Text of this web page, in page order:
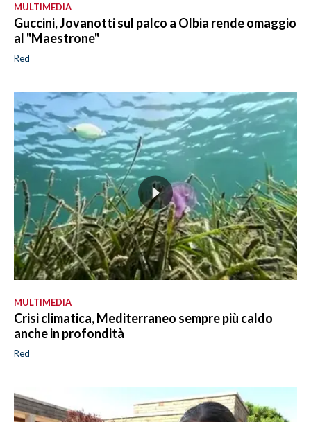
MULTIMEDIA
Guccini, Jovanotti sul palco a Olbia rende omaggio
al "Maestrone"
Red
MULTIMEDIA
Crisi climatica, Mediterraneo sempre più caldo
anche in profondità
Red